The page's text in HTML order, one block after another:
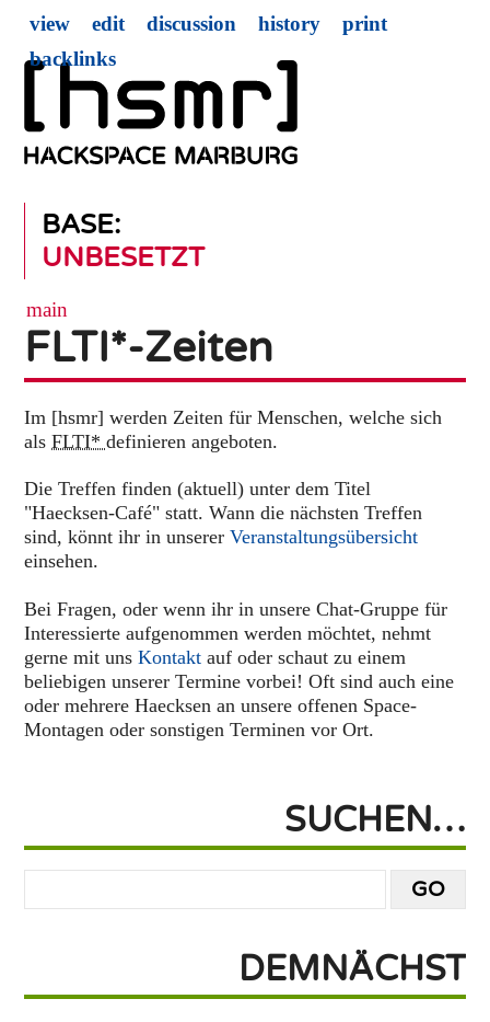
BASE:
UNBESETZT
view edit discussion history
print
backlinks
main
FLTI*-Zeiten
Im [hsmr] werden Zeiten für Menschen, welche sich
alsFLTI*definieren angeboten.
Die Treffen finden (aktuell) unter dem Titel
"Haecksen-Café" statt. Wann die nächsten Treffen
sind, könnt ihr in unsererVeranstaltungsübersicht
einsehen.
Bei Fragen, oder wenn ihr in unsere Chat-Gruppe für
Interessierte aufgenommen werden möchtet, nehmt
gerne mit unsKontakt auf oder schaut zu einem
beliebigen unserer Termine vorbei! Oft sind auch eine
oder mehrere Haecksen an unsere offenen Space-
Montagen oder sonstigen Terminen vor Ort.
SUCHEN…
DEMNÄCHST